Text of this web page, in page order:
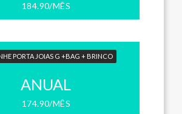
184.90/MÊS
PORTA JOIAS G +BAG + BRINCO
ANUAL
174.90/MÊS